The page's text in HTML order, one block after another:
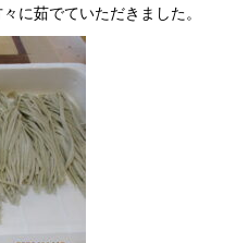
に茹でていただきました。